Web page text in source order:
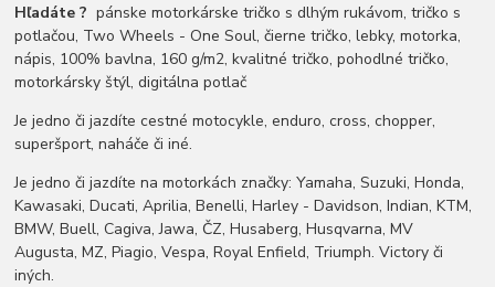
Hľadáte ? pánske motorkárske tričko s dlhým rukávom, tričko s
potlačou, Two Wheels - One Soul, čierne tričko, lebky, motorka,
nápis, 100% bavlna, 160 g/m2, kvalitné tričko, pohodlné tričko,
motorkársky štýl, digitálna potlač
Je jedno či jazdíte cestné motocykle, enduro, cross, chopper,
superšport, naháče či iné.
Je jedno či jazdíte na motorkách značky: Yamaha, Suzuki, Honda,
Kawasaki, Ducati, Aprilia, Benelli, Harley - Davidson, Indian, KTM,
BMW, Buell, Cagiva, Jawa, ČZ, Husaberg, Husqvarna, MV
Augusta, MZ, Piagio, Vespa, Royal Enfield, Triumph. Victory či
iných.